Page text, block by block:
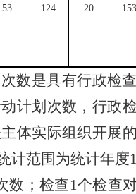
53 124 20 153
数是具有行政检
计划次数，行政
体实际组织开展
计范围为统计年度
数；检查1个检查